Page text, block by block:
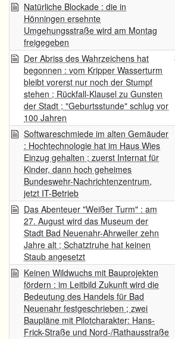
Natürliche Blockade : die in
Hönningen ersehnte
Umgehungsstraße wird am Montag
freigegeben
Der Abriss des Wahrzeichens hat
begonnen : vom Kripper Wasserturm
bleibt vorerst nur noch der Stumpf
stehen ; Rückfall-Klausel zu Gunsten
der Stadt ; "Geburtsstunde" schlug vor
100 Jahren
Softwareschmiede im alten Gemäuder
: Hochtechnologie hat im Haus Wies
Einzug gehalten ; zuerst Internat für
Kinder, dann hoch geheimes
Bundeswehr-Nachrichtenzentrum,
jetzt IT-Betrieb
Das Abenteuer "Weißer Turm" : am
27. August wird das Museum der
Stadt Bad Neuenahr-Ahrweiler zehn
Jahre alt ; Schatztruhe hat keinen
Staub angesetzt
Keinen Wildwuchs mit Bauprojekten
fördern : im Leitbild Zukunft wird die
Bedeutung des Handels für Bad
Neuenahr festgeschrieben ; zwei
Baupläne mit Pilotcharakter: Hans-
Frick-Straße und Nord-/Rathausstraße